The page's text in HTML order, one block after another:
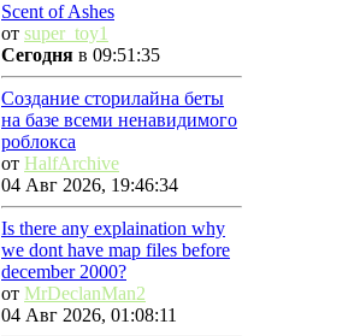
Scent of Ashes
от super_toy1
Сегодня в 09:51:35
Создание сторилайна беты
на базе всеми ненавидимого
роблокса
от HalfArchive
04 Авг 2026, 19:46:34
Is there any explaination why
we dont have map files before
december 2000?
от MrDeclanMan2
04 Авг 2026, 01:08:11